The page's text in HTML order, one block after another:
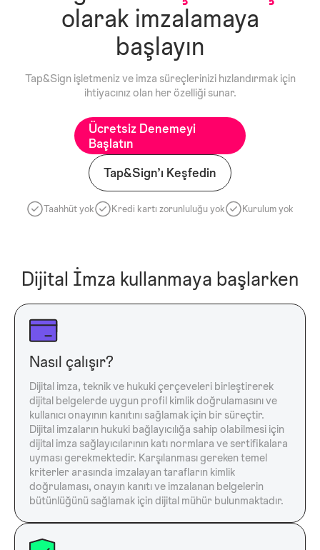
olarak imzalamaya
başlayın
Tap&Sign işletmeniz ve imza süreçlerinizi hızlandırmak için
ihtiyacınız olan her özelliği sunar.
Ücretsiz Denemeyi
Başlatın
Tap&Sign’ı Keşfedin
Taahhüt yok Kredi kartı zorunluluğu yok Kurulum yok
Dijital İmza kullanmaya başlarken
Nasıl çalışır?
Dijital imza, teknik ve hukuki çerçeveleri birleştirerek
dijital belgelerde uygun profil kimlik doğrulamasını ve
kullanıcı onayının kanıtını sağlamak için bir süreçtir.
Dijital imzaların hukuki bağlayıcılığa sahip olabilmesi için
dijital imza sağlayıcılarının katı normlara ve sertifikalara
uyması gerekmektedir. Karşılanması gereken temel
kriterler arasında imzalayan tarafların kimlik
doğrulaması, onayın kanıtı ve imzalanan belgelerin
bütünlüğünü sağlamak için dijital mühür bulunmaktadır.